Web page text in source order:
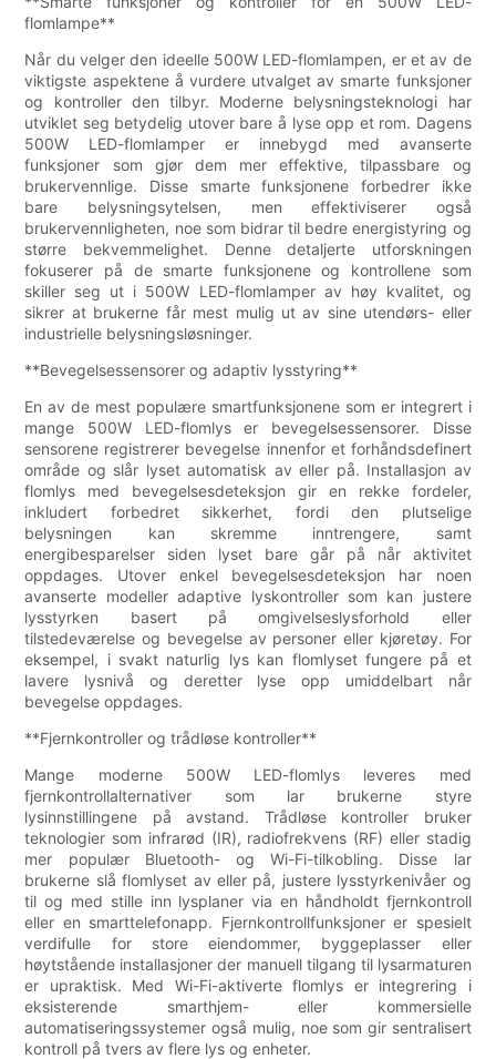
flomlampe**
Når du velger den ideelle 500W LED-flomlampen, er et av de
viktigste aspektene å vurdere utvalget av smarte funksjoner
og kontroller den tilbyr. Moderne belysningsteknologi har
utviklet seg betydelig utover bare å lyse opp et rom. Dagens
500W LED-flomlamper er innebygd med avanserte
funksjoner som gjør dem mer effektive, tilpassbare og
brukervennlige. Disse smarte funksjonene forbedrer ikke
bare belysningsytelsen, men effektiviserer også
brukervennligheten, noe som bidrar til bedre energistyring og
større bekvemmelighet. Denne detaljerte utforskningen
fokuserer på de smarte funksjonene og kontrollene som
skiller seg ut i 500W LED-flomlamper av høy kvalitet, og
sikrer at brukerne får mest mulig ut av sine utendørs- eller
industrielle belysningsløsninger.
**Bevegelsessensorer og adaptiv lysstyring**
En av de mest populære smartfunksjonene som er integrert i
mange 500W LED-flomlys er bevegelsessensorer. Disse
sensorene registrerer bevegelse innenfor et forhåndsdefinert
område og slår lyset automatisk av eller på. Installasjon av
flomlys med bevegelsesdeteksjon gir en rekke fordeler,
inkludert forbedret sikkerhet, fordi den plutselige
belysningen kan skremme inntrengere, samt
energibesparelser siden lyset bare går på når aktivitet
oppdages. Utover enkel bevegelsesdeteksjon har noen
avanserte modeller adaptive lyskontroller som kan justere
lysstyrken basert på omgivelseslysforhold eller
tilstedeværelse og bevegelse av personer eller kjøretøy. For
eksempel, i svakt naturlig lys kan flomlyset fungere på et
lavere lysnivå og deretter lyse opp umiddelbart når
bevegelse oppdages.
**Fjernkontroller og trådløse kontroller**
Mange moderne 500W LED-flomlys leveres med
fjernkontrollalternativer som lar brukerne styre
lysinnstillingene på avstand. Trådløse kontroller bruker
teknologier som infrarød (IR), radiofrekvens (RF) eller stadig
mer populær Bluetooth- og Wi-Fi-tilkobling. Disse lar
brukerne slå flomlyset av eller på, justere lysstyrkenivåer og
til og med stille inn lysplaner via en håndholdt fjernkontroll
eller en smarttelefonapp. Fjernkontrollfunksjoner er spesielt
verdifulle for store eiendommer, byggeplasser eller
høytstående installasjoner der manuell tilgang til lysarmaturen
er upraktisk. Med Wi-Fi-aktiverte flomlys er integrering i
eksisterende smarthjem- eller kommersielle
automatiseringssystemer også mulig, noe som gir sentralisert
kontroll på tvers av flere lys og enheter.